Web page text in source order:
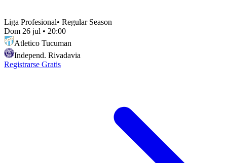
Liga Profesional• Regular Season
Dom 26 jul • 20:00
Atletico Tucuman
Independ. Rivadavia
Registrarse Gratis